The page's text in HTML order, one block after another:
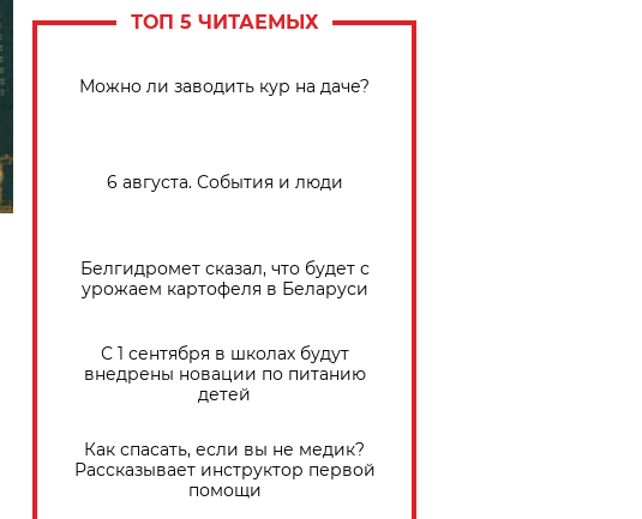
ТОП 5 ЧИТАЕМЫХ
Можно ли заводить кур на даче?
6 августа. События и люди
Белгидромет сказал, что будет с
урожаем картофеля в Беларуси
С 1 сентября в школах будут
внедрены новации по питанию
детей
Как спасать, если вы не медик?
Рассказывает инструктор первой
помощи